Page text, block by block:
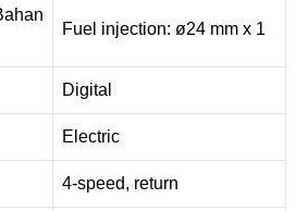
Fuel injection: ø24 mm x 1
Digital
Electric
4-speed, return